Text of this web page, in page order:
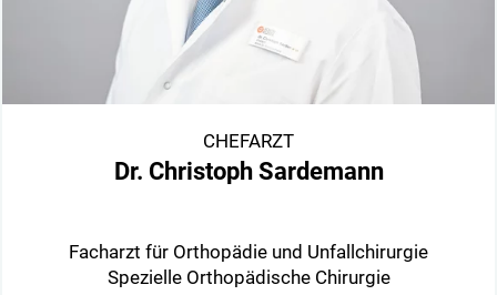
CHEFARZT
Dr. Christoph Sardemann
Facharzt für Orthopädie und Unfallchirurgie
Spezielle Orthopädische Chirurgie